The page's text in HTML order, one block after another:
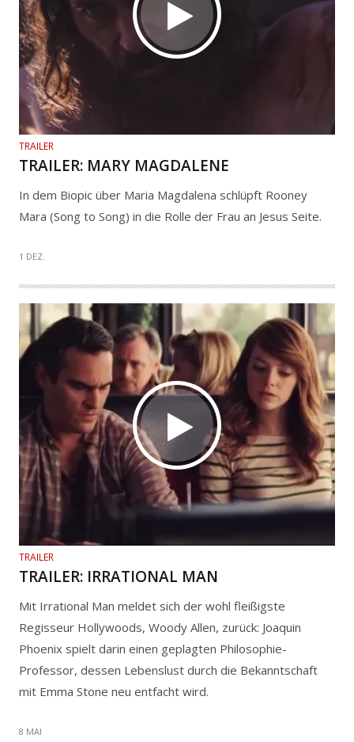
TRAILER
TRAILER: MARY MAGDALENE
In dem Biopic über Maria Magdalena schlüpft Rooney
Mara (Song to Song) in die Rolle der Frau an Jesus Seite.
1 DEZ.
TRAILER
TRAILER: IRRATIONAL MAN
Mit Irrational Man meldet sich der wohl fleißigste
Regisseur Hollywoods, Woody Allen, zurück: Joaquin
Phoenix spielt darin einen geplagten Philosophie-
Professor, dessen Lebenslust durch die Bekanntschaft
mit Emma Stone neu entfacht wird.
8 MAI